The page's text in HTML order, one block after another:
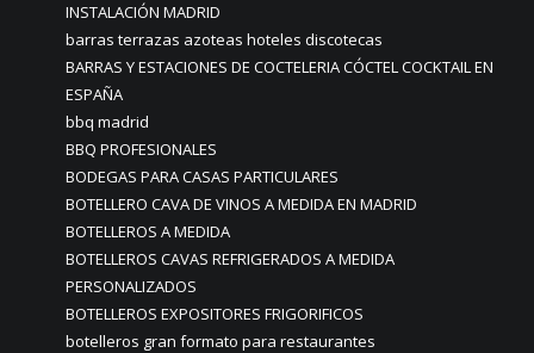
INSTALACIÓN MADRID
barras terrazas azoteas hoteles discotecas
BARRAS Y ESTACIONES DE COCTELERIA CÓCTEL COCKTAIL EN
ESPAÑA
bbq madrid
BBQ PROFESIONALES
BODEGAS PARA CASAS PARTICULARES
BOTELLERO CAVA DE VINOS A MEDIDA EN MADRID
BOTELLEROS A MEDIDA
BOTELLEROS CAVAS REFRIGERADOS A MEDIDA
PERSONALIZADOS
BOTELLEROS EXPOSITORES FRIGORIFICOS
botelleros gran formato para restaurantes